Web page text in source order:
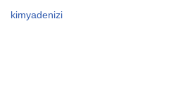
kimyadenizi